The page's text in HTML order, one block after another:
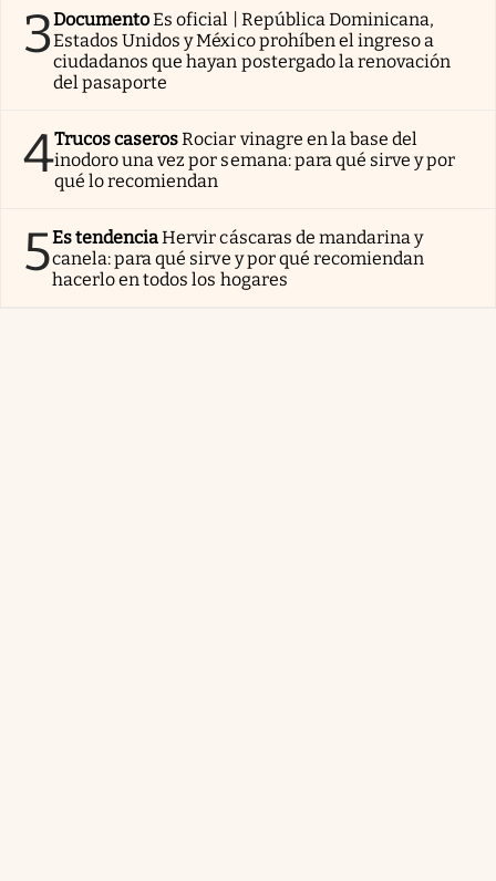
3DocumentoEs oficial | República Dominicana,
Estados Unidos y México prohíben el ingreso a
ciudadanos que hayan postergado la renovación
del pasaporte
4Trucos caserosRociar vinagre en la base del
inodoro una vez por semana: para qué sirve y por
qué lo recomiendan
5Es tendenciaHervir cáscaras de mandarina y
canela: para qué sirve y por qué recomiendan
hacerlo en todos los hogares